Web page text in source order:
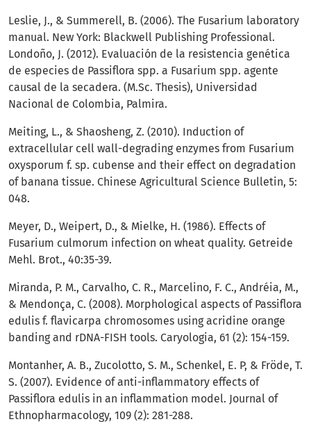
Leslie, J., & Summerell, B. (2006). The Fusarium laboratory
manual. New York: Blackwell Publishing Professional.
Londoño, J. (2012). Evaluación de la resistencia genética
de especies de Passiflora spp. a Fusarium spp. agente
causal de la secadera. (M.Sc. Thesis), Universidad
Nacional de Colombia, Palmira.
Meiting, L., & Shaosheng, Z. (2010). Induction of
extracellular cell wall-degrading enzymes from Fusarium
oxysporum f. sp. cubense and their effect on degradation
of banana tissue. Chinese Agricultural Science Bulletin, 5:
048.
Meyer, D., Weipert, D., & Mielke, H. (1986). Effects of
Fusarium culmorum infection on wheat quality. Getreide
Mehl. Brot., 40:35-39.
Miranda, P. M., Carvalho, C. R., Marcelino, F. C., Andréia, M.,
& Mendonça, C. (2008). Morphological aspects of Passiflora
edulis f. flavicarpa chromosomes using acridine orange
banding and rDNA-FISH tools. Caryologia, 61 (2): 154-159.
Montanher, A. B., Zucolotto, S. M., Schenkel, E. P, & Fröde, T.
S. (2007). Evidence of anti-inflammatory effects of
Passiflora edulis in an inflammation model. Journal of
Ethnopharmacology, 109 (2): 281-288.